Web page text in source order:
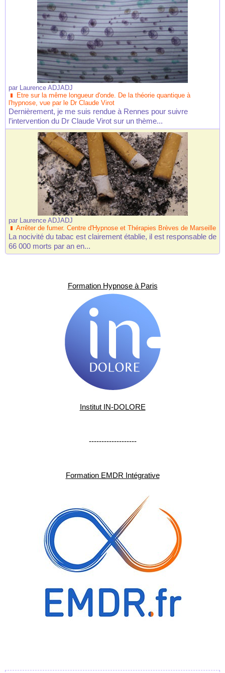
par Laurence ADJADJ
Etre sur la même longueur d'onde. De la théorie quantique à
l'hypnose, vue par le Dr Claude Virot
Dernièrement, je me suis rendue à Rennes pour suivre
l’intervention du Dr Claude Virot sur un thème...
par Laurence ADJADJ
Arrêter de fumer. Centre d'Hypnose et Thérapies Brèves de Marseille
La nocivité du tabac est clairement établie, il est responsable de
66 000 morts par an en...
Formation Hypnose à Paris
Institut IN-DOLORE
-------------------
Formation EMDR Intégrative